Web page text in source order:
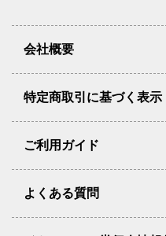
会社概要
特定商取引に基づく表示
ご利用ガイド
よくある質問